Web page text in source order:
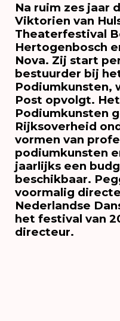
Na ruim zes jaar
Viktorien van
Theaterfestival
Hertogenbosch
Nova. Zij start
bestuurder bij
Podiumkunsten,
Post opvolgt.
Podiumkunsten
Rijksoverheid
vormen van
podiumkunsten
jaarlijks een
beschikbaar.
voormalig
Nederlandse
het festival van
directeur.